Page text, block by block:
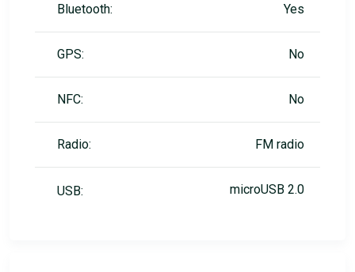
Bluetooth: Yes
GPS: No
NFC: No
Radio: FM radio
USB: microUSB 2.0